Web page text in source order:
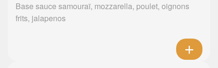
Base sauce samouraï, mozzarella, poulet, oignons
frits, jalapenos